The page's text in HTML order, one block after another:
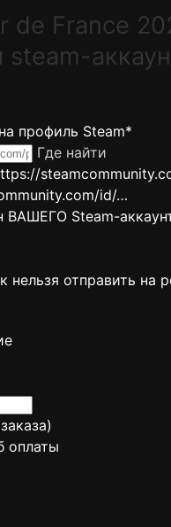
de France
steam-
профиль Steam*
Где найти
id/…
ВАШЕГО Steam-
нельзя отправить на
оплаты